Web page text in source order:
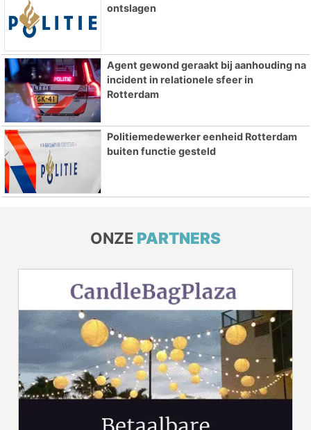
ontslagen
Agent gewond geraakt bij aanhouding na
incident in relationele sfeer in
Rotterdam
Politiemedewerker eenheid Rotterdam
buiten functie gesteld
ONZE PARTNERS